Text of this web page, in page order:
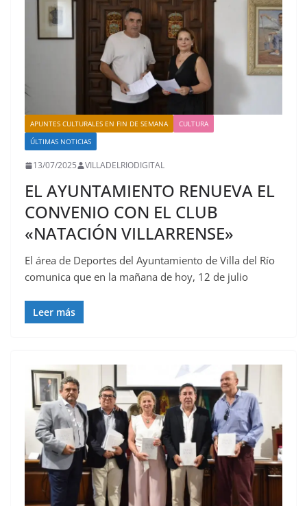
APUNTES CULTURALES EN FIN DE SEMANA
CULTURA
ÚLTIMAS NOTICIAS
13/07/2025 VILLADELRIODIGITAL
EL AYUNTAMIENTO RENUEVA EL
CONVENIO CON EL CLUB
«NATACIÓN VILLARRENSE»
El área de Deportes del Ayuntamiento de Villa del Río
comunica que en la mañana de hoy, 12 de julio
Leer más